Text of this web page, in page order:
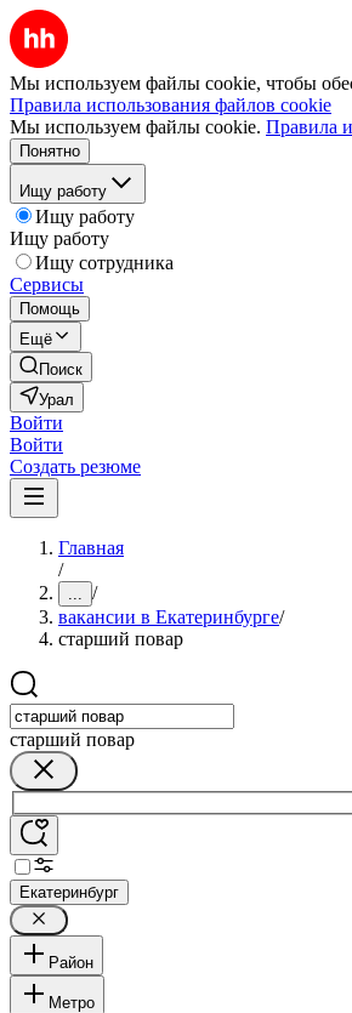
Мы используем файлы cookie, чтобы
Правила использования файлов cookie
Мы используем файлы cookie. Правила
Понятно
Ищу работу
Ищу работу
Ищу работу
Ищу сотрудника
Сервисы
Помощь
Ещё
Поиск
Урал
Войти
Войти
Создать резюме
Главная
/
... /
вакансии в Екатеринбурге/
старший повар
старший повар
Екатеринбург
Район
Метро